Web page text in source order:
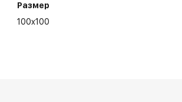
Размер
100x100